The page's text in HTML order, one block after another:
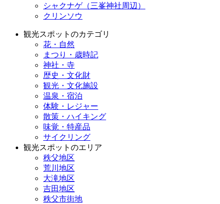
シャクナゲ（三峯神社周辺）
クリンソウ
観光スポットのカテゴリ
花・自然
まつり・歳時記
神社・寺
歴史・文化財
観光・文化施設
温泉・宿泊
体験・レジャー
散策・ハイキング
味覚・特産品
サイクリング
観光スポットのエリア
秩父地区
荒川地区
大滝地区
吉田地区
秩父市街地